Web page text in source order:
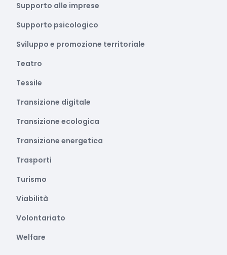
Supporto alle imprese
Supporto psicologico
Sviluppo e promozione territoriale
Teatro
Tessile
Transizione digitale
Transizione ecologica
Transizione energetica
Trasporti
Turismo
Viabilità
Volontariato
Welfare